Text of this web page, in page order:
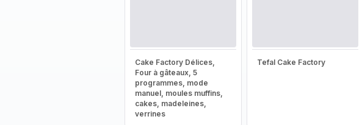
Cake Factory Délices,
Four à gâteaux, 5
programmes, mode
manuel, moules muffins,
cakes, madeleines,
verrines
Tefal Cake Factory